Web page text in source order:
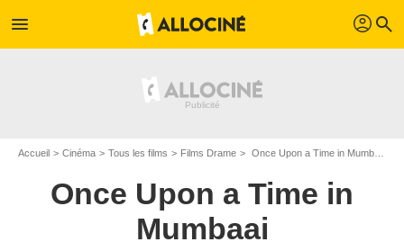
menu profil search
Accueil Cinéma Tous les films Films Drame Once Upon a Time in Mumbaai de Milan Luthria
Once Upon a Time in
Mumbaai